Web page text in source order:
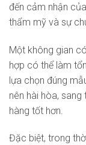
đến cảm nhận
thẩm mỹ và sự
Một không gian
hợp có thể làm
lựa chọn đúng
nên hài hòa,
hàng tốt hơn.
Đặc biệt, trong